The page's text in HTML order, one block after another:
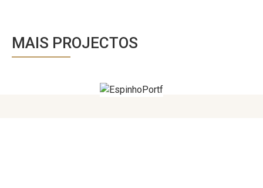
MAIS PROJECTOS